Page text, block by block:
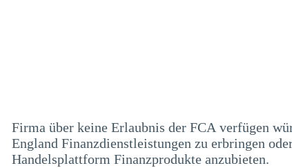
Firma über keine Erlaubnis der FCA verfügen
England Finanzdienstleistungen zu erbringen
Handelsplattform Finanzprodukte anzubieten.